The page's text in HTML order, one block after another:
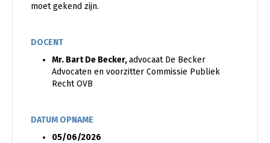
moet gekend zijn.
DOCENT
Mr. Bart De Becker,advocaat De Becker
Advocaten en voorzitter Commissie Publiek
Recht OVB
DATUM OPNAME
05/06/2026